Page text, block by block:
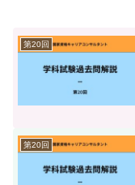
第20回
第20回